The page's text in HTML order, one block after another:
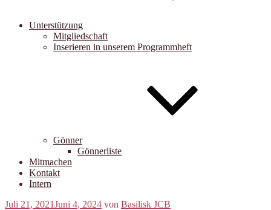
Unterstützung
Mitgliedschaft
Inserieren in unserem Programmheft
Gönner
Gönnerliste
Mitmachen
Kontakt
Intern
Veröffentlicht
Juli 21, 2021Juni 4, 2024 von Basilisk JCB